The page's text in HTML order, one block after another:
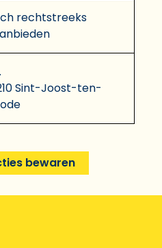
rechtstreeks
Sint-Joost-ten-
bewaren